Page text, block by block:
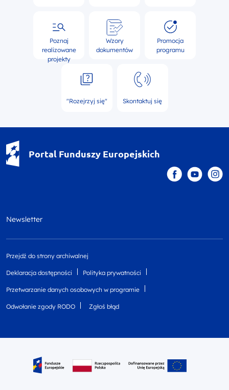
Poznaj
realizowane
projekty
Wzory
dokumentów
Promocja
programu
"Rozejrzyj się" Skontaktuj się
Portal Funduszy Europejskich
Newsletter
Przejdź do strony archiwalnej
Deklaracja dostępności Polityka prywatności
Przetwarzanie danych osobowych w programie
Odwołanie zgody RODO Zgłoś błąd